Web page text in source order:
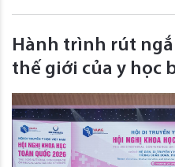
Hành trình rút
thế giới của y học